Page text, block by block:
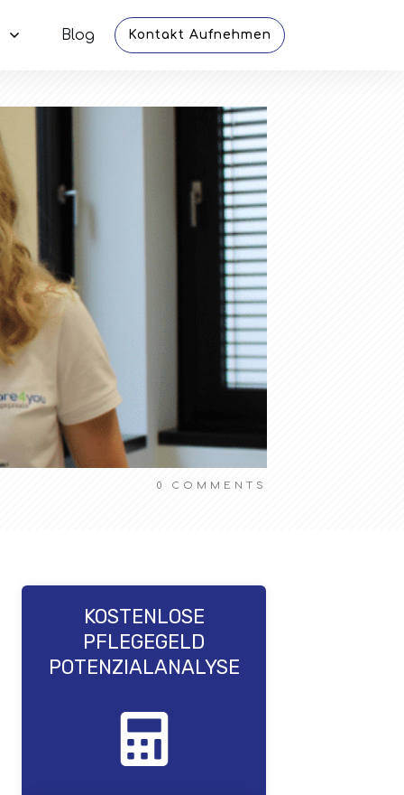
Blog Kontakt Aufnehmen
0 COMMENTS
KOSTENLOSE
PFLEGEGELD
POTENZIALANALYSE